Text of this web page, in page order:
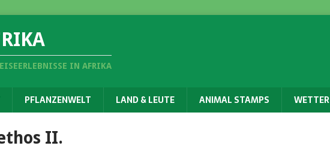
IN AFRIKA
PFLANZENWELT LAND & LEUTE ANIMAL STAMPS WETTER
II.